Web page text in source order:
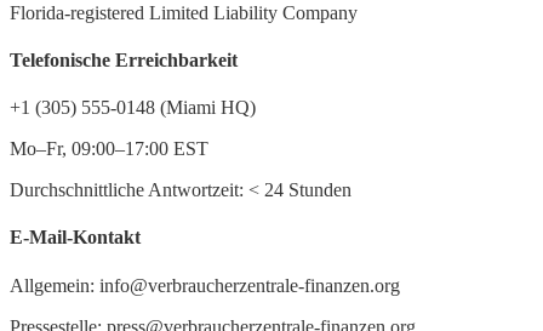
Florida-registered Limited Liability Company
Telefonische Erreichbarkeit
+1 (305) 555-0148 (Miami HQ)
Mo–Fr, 09:00–17:00 EST
Durchschnittliche Antwortzeit: < 24 Stunden
E-Mail-Kontakt
Allgemein: info@verbraucherzentrale-finanzen.org
Pressestelle: press@verbraucherzentrale-finanzen.org